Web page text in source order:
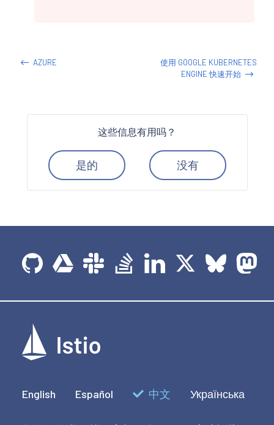
AZURE
使用 GOOGLE KUBERNETES
ENGINE 快速开始
这些信息有用吗？
是的 没有
English Español 中文 Українська